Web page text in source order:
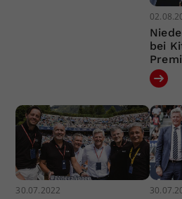
bei
30.07.2022